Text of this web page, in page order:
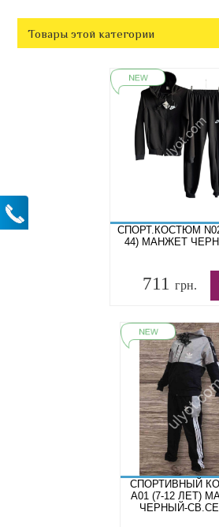
Товары этой категории
СПОРТ.КОСТЮМ
44) МАНЖЕТ
711грн.
СПОРТИВНЫЙ
A01 (7-12 ЛЕТ)
ЧЕРНЫЙ-